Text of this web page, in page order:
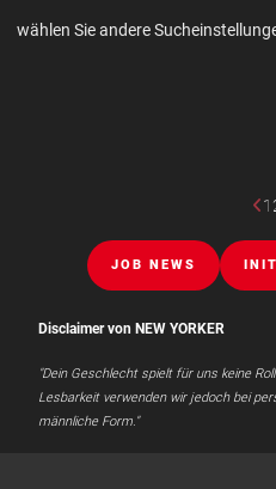
wählen Sie andere
1
JOB NEWS
Disclaimer von NEW YORKER
"Dein Geschlecht spielt für uns keine
Lesbarkeit verwenden wir jedoch bei
männliche Form."